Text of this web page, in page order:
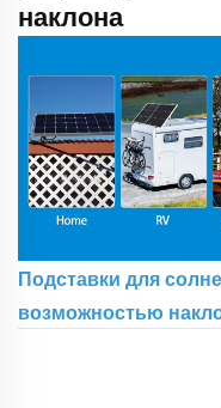
наклона
Подставки для
возможностью